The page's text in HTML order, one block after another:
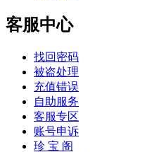
客服中心
找回密码
被盗处理
充值错误
自助服务
客服专区
账号申诉
珍 宝 阁